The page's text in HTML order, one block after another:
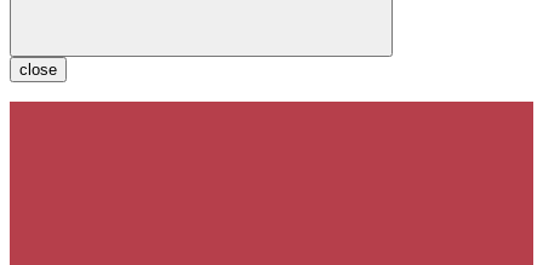
close